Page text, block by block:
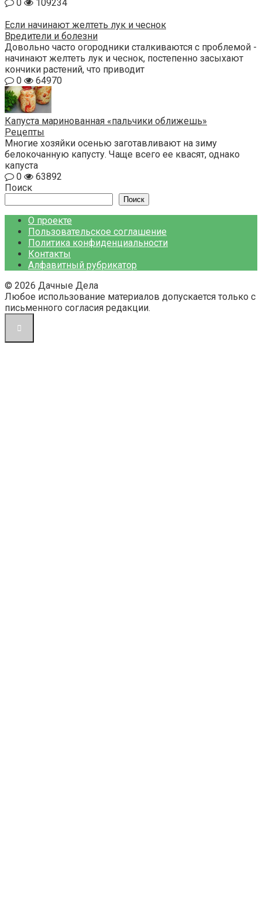
0
109234
Если начинают желтеть лук и чеснок
Вредители и болезни
Довольно часто огородники сталкиваются с проблемой -
начинают желтеть лук и чеснок, постепенно засыхают
кончики растений, что приводит
0
64970
Капуста маринованная «пальчики оближешь»
Рецепты
Многие хозяйки осенью заготавливают на зиму
белокочанную капусту. Чаще всего ее квасят, однако
капуста
0
63892
Поиск
Поиск
О проекте
Пользовательское соглашение
Политика конфиденциальности
Контакты
Алфавитный рубрикатор
© 2026 Дачные Дела
Любое использование материалов допускается только с
письменного согласия редакции.